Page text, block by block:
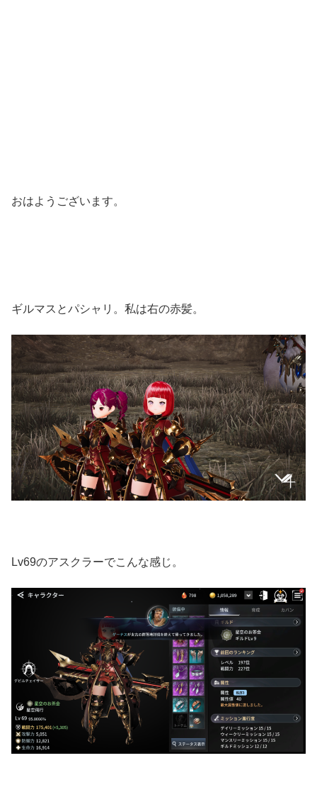
おはようございます。
ギルマスとパシャリ。私は右の赤髪。
Lv69のアスクラーでこんな感じ。